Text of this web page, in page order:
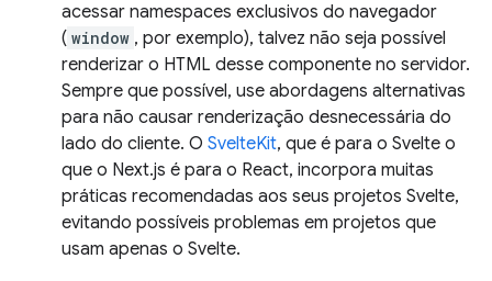
acessar namespaces exclusivos do navegador
( window , por exemplo), talvez não seja possível
renderizar o HTML desse componente no servidor.
Sempre que possível, use abordagens alternativas
para não causar renderização desnecessária do
lado do cliente. O SvelteKit, que é para o Svelte o
que o Next.js é para o React, incorpora muitas
práticas recomendadas aos seus projetos Svelte,
evitando possíveis problemas em projetos que
usam apenas o Svelte.